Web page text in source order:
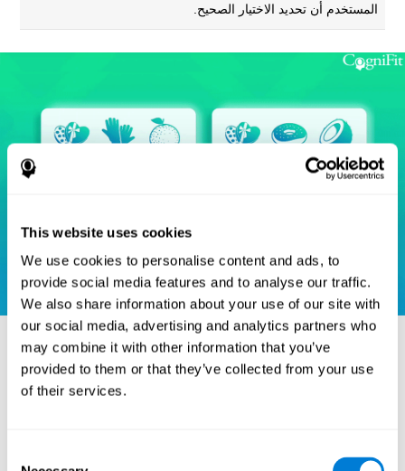
This website uses cookies
We use cookies to personalise content and ads, to
provide social media features and to analyse our traffic.
We also share information about your use of our site with
our social media, advertising and analytics partners who
may combine it with other information that you’ve
provided to them or that they’ve collected from your use
of their services.
المستخدم أن تحديد الاختيار الصحيح.